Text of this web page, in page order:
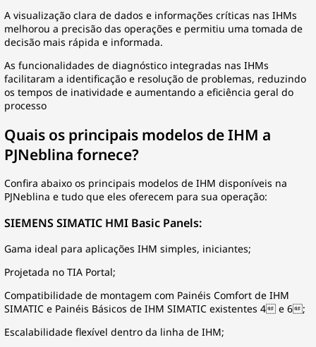
A visualização clara de dados e informações críticas nas IHMs
melhorou a precisão das operações e permitiu uma tomada de
decisão mais rápida e informada.
As funcionalidades de diagnóstico integradas nas IHMs
facilitaram a identificação e resolução de problemas, reduzindo
os tempos de inatividade e aumentando a eficiência geral do
processo
Quais os principais modelos de IHM a
PJNeblina fornece?
Confira abaixo os principais modelos de IHM disponíveis na
PJNeblina e tudo que eles oferecem para sua operação:
SIEMENS SIMATIC HMI Basic Panels:
Gama ideal para aplicações IHM simples, iniciantes;
Projetada no TIA Portal;
Compatibilidade de montagem com Painéis Comfort de IHM
SIMATIC e Painéis Básicos de IHM SIMATIC existentes 4 e 6;
Escalabilidade flexível dentro da linha de IHM;